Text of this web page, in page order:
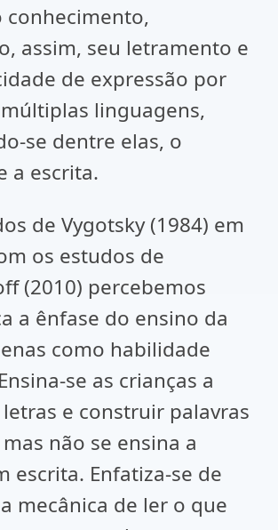
conhecimento,
assim, seu letramento e
de expressão por
linguagens,
se dentre elas, o
a escrita.
de Vygotsky (1984) em
os estudos de
(2010) percebemos
a ênfase do ensino da
como habilidade
se as crianças a
e construir palavras
não se ensina a
escrita. Enfatiza-se de
mecânica de ler o que